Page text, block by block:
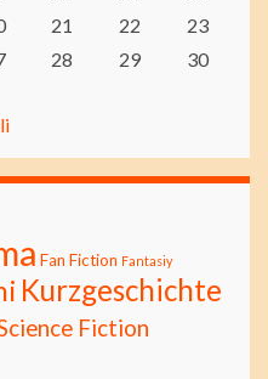
21 22
23
28 29
30
Fan Fiction Fantasiy
Kurzgeschichte
Fiction